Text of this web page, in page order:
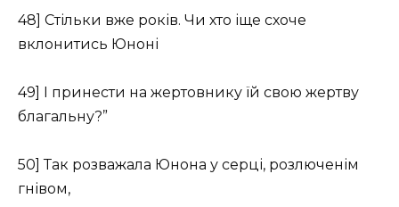
48] Стільки вже років. Чи хто іще схоче
вклонитись Юноні
49] І принести на жертовнику їй свою жертву
благальну?”
50] Так розважала Юнона у серці, розлюченім
гнівом,